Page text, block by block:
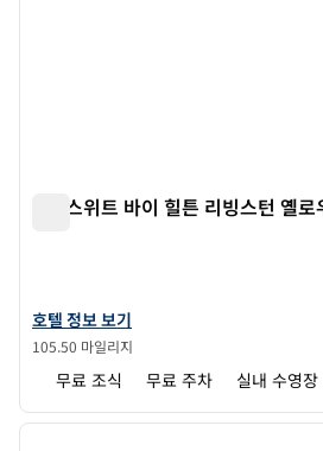
홈2 스위트 바이 힐튼 리빙스턴 옐로
홈2 스위트 바이 힐튼 리빙스턴 옐로우스
호텔 정보 보기
105.50 마일리지
무료 조식 무료 주차 실내 수영장
1/7이전 이미지